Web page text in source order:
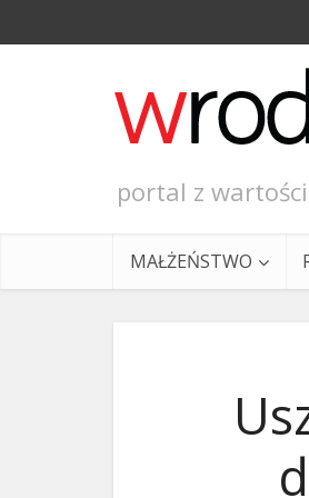
portal z
MAŁŻEŃSTWO